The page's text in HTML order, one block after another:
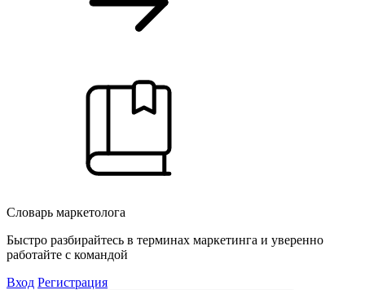
Словарь маркетолога
Быстро разбирайтесь в терминах маркетинга и уверенно
работайте с командой
Вход Регистрация